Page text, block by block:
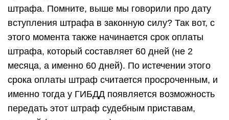
штрафа. Помните, выше мы говорили про дату
вступления штрафа в законную силу? Так вот, с
этого момента также начинается срок оплаты
штрафа, который составляет 60 дней (не 2
месяца, а именно 60 дней). По истечении этого
срока оплаты штраф считается просроченным, и
именно тогда у ГИБДД появляется возможность
передать этот штраф судебным приставам,